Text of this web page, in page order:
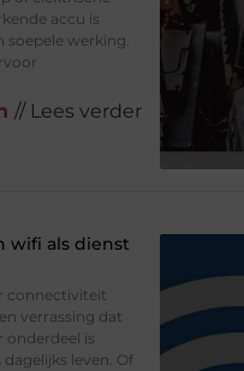
accu is
soepele werking.
// Lees verder
wifi als dienst
connectiviteit
verrassing dat
onderdeel is
leven. Of